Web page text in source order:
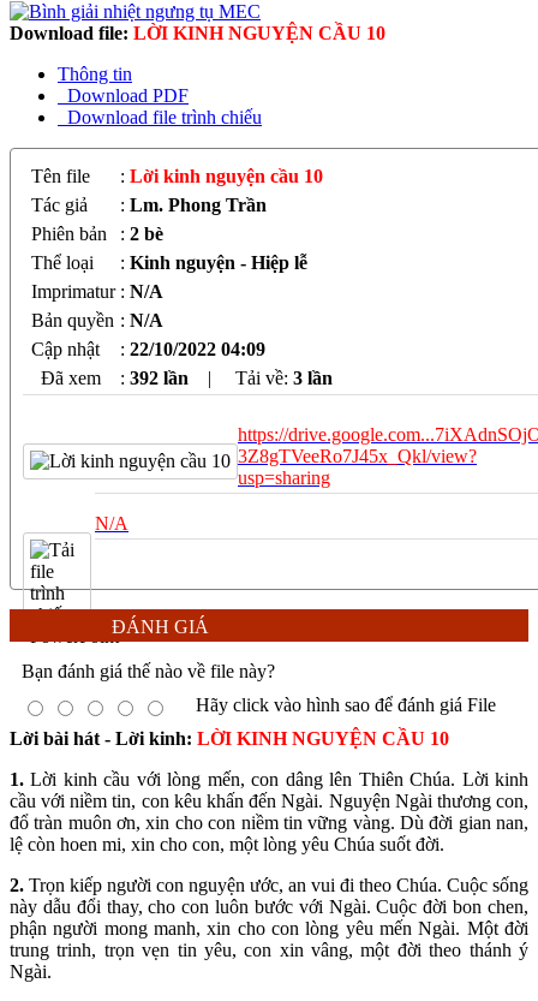
Download file: LỜI KINH NGUYỆN CẦU 10
Thông tin
Download PDF
Download file trình chiếu
Tên file : Lời kinh nguyện cầu 10
Tác giả
: Lm. Phong Trần
Phiên bản
: 2 bè
Thể loại
: Kinh nguyện - Hiệp lễ
Imprimatur : N/A
Bản quyền : N/A
Cập nhật
: 22/10/2022 04:09
Đã xem
: 392 lần | Tải về: 3 lần
https://
3Z8gTVeeRo7J45x_Qkl/view?
usp=sharing
N/A
ĐÁNH GIÁ
Bạn đánh giá thế nào về file này?
Hãy click vào hình sao để đánh giá File
Lời bài hát - Lời kinh: LỜI KINH NGUYỆN CẦU 10
1.Lời kinh cầu với lòng mến, con dâng lên Thiên Chúa. Lời kinh
cầu với niềm tin, con kêu khấn đến Ngài. Nguyện Ngài thương con,
đổ tràn muôn ơn, xin cho con niềm tin vững vàng. Dù đời gian nan,
lệ còn hoen mi, xin cho con, một lòng yêu Chúa suốt đời.
2. Trọn kiếp người con nguyện ước, an vui đi theo Chúa. Cuộc sống
này dẫu đổi thay, cho con luôn bước với Ngài. Cuộc đời bon chen,
phận người mong manh, xin cho con lòng yêu mến Ngài. Một đời
trung trinh, trọn vẹn tin yêu, con xin vâng, một đời theo thánh ý
Ngài.